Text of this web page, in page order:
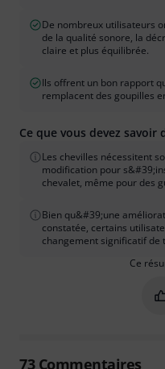
De nombreux utilisateurs
de la qualité sonore, la
claire et plus équilibrée.
Ils offrent un bon rapport
remplacent des goupilles
Ce que vous devez savoir
Les chevilles nécessitent
modification pour
chevalet, même pour des
Bien qu&#39;une
constatée, certains
changement significatif de
Ce
73Commentaires